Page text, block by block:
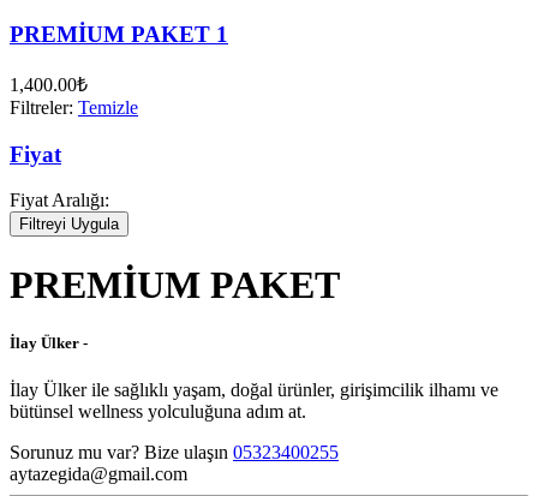
PREMİUM PAKET 1
1,400.00₺
Filtreler: Temizle
Fiyat
Fiyat Aralığı:
Filtreyi Uygula
PREMİUM PAKET
İlay Ülker -
İlay Ülker ile sağlıklı yaşam, doğal ürünler, girişimcilik ilhamı ve
bütünsel wellness yolculuğuna adım at.
Sorunuz mu var? Bize ulaşın 05323400255
aytazegida@gmail.com